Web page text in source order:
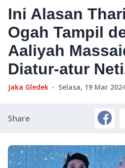
Ini Alasan
Ogah Tampil
Aaliyah
Diatur-atur
Jaka Gledek Selasa, 19 Mar
Share